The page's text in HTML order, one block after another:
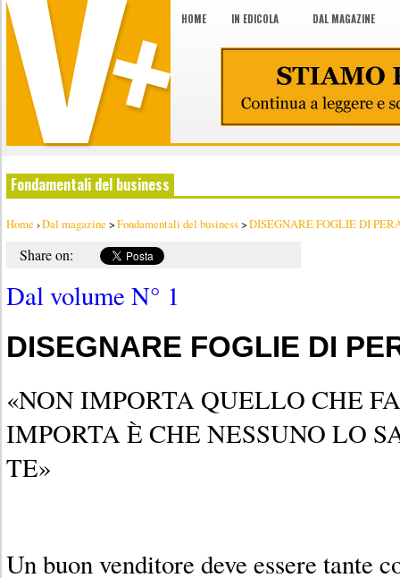
HOME IN EDICOLA DAL MAGAZINE
Fondamentali del business
Home ›Dal magazine >Fondamentali del business>DISEGNARE FOGLIE DI
Share on:
Dal volume N° 1
DISEGNARE FOGLIE DI
«NON IMPORTA QUELLO CHE
IMPORTA È CHE NESSUNO LO
TE»
Un buon venditore deve essere tante